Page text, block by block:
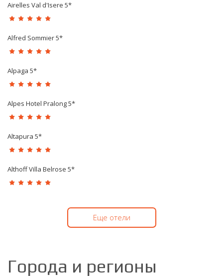
Airelles Val d'Isere 5*
Alfred Sommier 5*
Alpaga 5*
Alpes Hotel Pralong 5*
Altapura 5*
Althoff Villa Belrose 5*
Еще отели
Города и регионы